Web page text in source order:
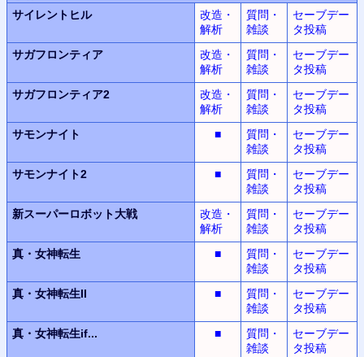
サイレントヒル
改造・
解析
質問・
雑談
セーブデー
タ投稿
サガフロンティア
改造・
解析
質問・
雑談
セーブデー
タ投稿
サガフロンティア2
改造・
解析
質問・
雑談
セーブデー
タ投稿
サモンナイト
■
質問・
雑談
セーブデー
タ投稿
サモンナイト2
■
質問・
雑談
セーブデー
タ投稿
新スーパーロボット大戦
改造・
解析
質問・
雑談
セーブデー
タ投稿
真・女神転生
■
質問・
雑談
セーブデー
タ投稿
真・女神転生II
■
質問・
雑談
セーブデー
タ投稿
真・女神転生if... ■
質問・
雑談
セーブデー
タ投稿